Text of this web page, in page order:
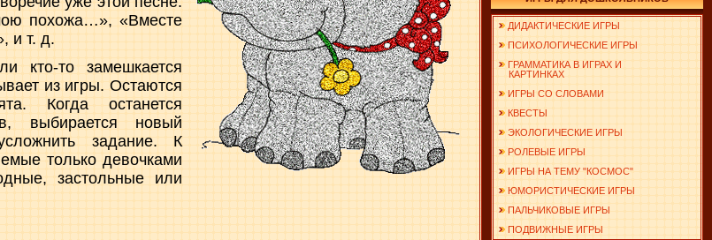
похожа…», «Вместе
и т. д.
кто-то замешкается
из игры. Остаются
Когда останется
выбирается новый
задание. К
только девочками
застольные или
ДИДАКТИЧЕСКИЕ ИГРЫ
ПСИХОЛОГИЧЕСКИЕ ИГРЫ
ГРАММАТИКА В ИГРАХ И
КАРТИНКАХ
ИГРЫ СО СЛОВАМИ
КВЕСТЫ
ЭКОЛОГИЧЕСКИЕ ИГРЫ
РОЛЕВЫЕ ИГРЫ
ИГРЫ НА ТЕМУ "КОСМОС"
ЮМОРИСТИЧЕСКИЕ ИГРЫ
ПАЛЬЧИКОВЫЕ ИГРЫ
ПОДВИЖНЫЕ ИГРЫ